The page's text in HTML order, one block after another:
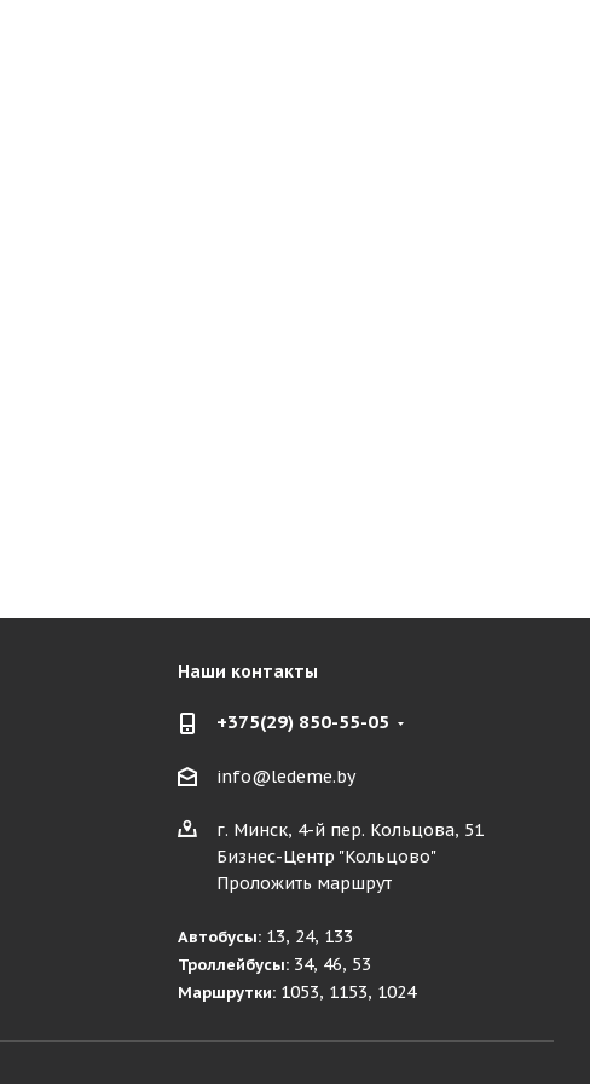
Наши контакты
+375(29) 850-55-05
info@ledeme.by
г. Минск, 4-й пер. Кольцова, 51
Бизнес-Центр "Кольцово"
Проложить маршрут
Автобусы: 13, 24, 133
Троллейбусы: 34, 46, 53
Маршрутки: 1053, 1153, 1024